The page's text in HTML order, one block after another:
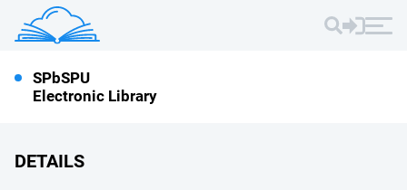
SPbSPU
Electronic Library
DETAILS